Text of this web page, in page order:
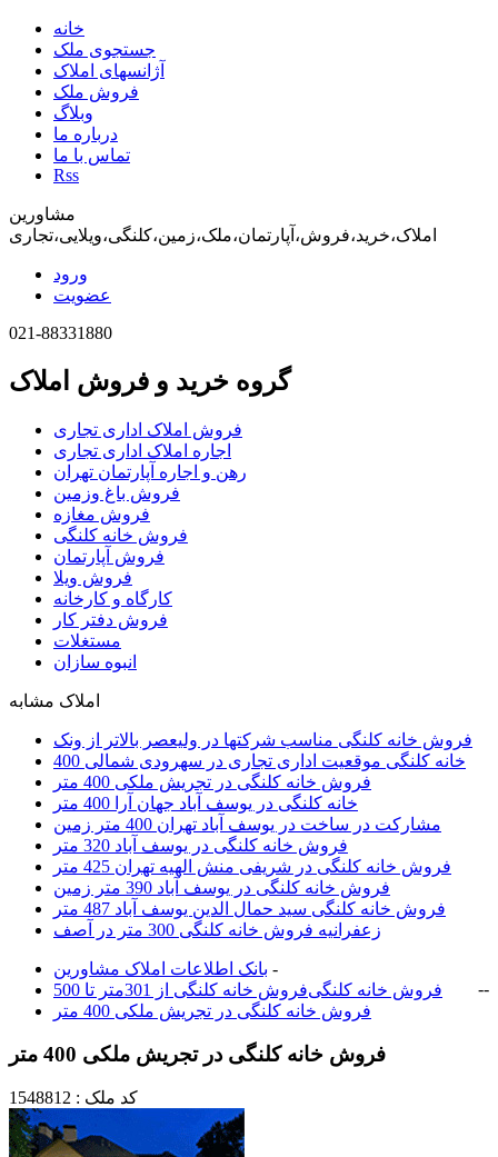
خانه
جستجوی ملک
آژانسهای املاک
فروش ملک
وبلاگ
درباره ما
تماس با ما
Rss
مشاورین
املاک،خرید،فروش،آپارتمان،ملک،زمین،کلنگی،ویلایی،تجاری
ورود
عضویت
021-88331880
گروه خرید و فروش املاک
فروش املاک اداری تجاری
اجاره املاک اداری تجاری
رهن و اجاره آپارتمان تهران
فروش باغ وزمین
فروش مغازه
فروش خانه کلنگی
فروش آپارتمان
فروش ویلا
کارگاه و کارخانه
فروش دفتر کار
مستغلات
انبوه سازان
املاک مشابه
فروش خانه کلنگی مناسب شرکتها در ولیعصر بالاتر از ونک
خانه کلنگی موقعیت اداری تجاری در سهرودی شمالی 400
فروش خانه کلنگی در تجریش ملکی 400 متر
خانه کلنگی در یوسف آباد جهان آرا 400 متر
مشارکت در ساخت در یوسف آباد تهران 400 متر زمین
فروش خانه کلنگی در یوسف آباد 320 متر
فروش خانه کلنگی در شریفی منش الهیه تهران 425 متر
فروش خانه کلنگی در یوسف آباد 390 متر زمین
فروش خانه کلنگی سید حمال الدین یوسف آباد 487 متر
زعفرانیه فروش خانه کلنگی 300 متر در آصف
بانک اطلاعات املاک مشاورين -
فروش خانه کلنگی
- فروش خانه کلنگی از 301متر تا 500
-
فروش خانه کلنگی در تجریش ملکی 400 متر
فروش خانه کلنگی در تجریش ملکی 400 متر
کد ملک : 1548812